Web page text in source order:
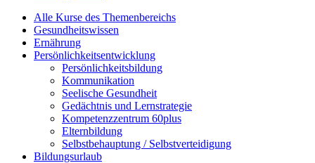
Alle Kurse des Themenbereichs
Gesundheitswissen
Ernährung
Persönlichkeitsentwicklung
Persönlichkeitsbildung
Kommunikation
Seelische Gesundheit
Gedächtnis und Lernstrategie
Kompetenzzentrum 60plus
Elternbildung
Selbstbehauptung / Selbstverteidigung
Bildungsurlaub